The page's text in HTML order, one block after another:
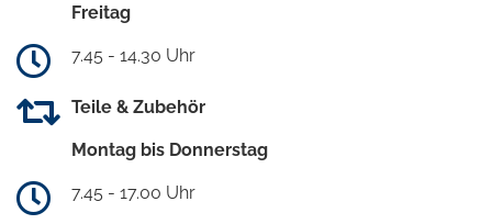
Freitag
7.45 - 14.30 Uhr
Teile & Zubehör
Montag bis Donnerstag
7.45 - 17.00 Uhr